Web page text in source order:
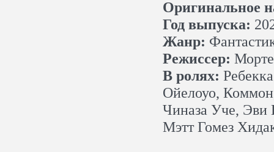
Оригинальное
Год выпуска:
Жанр:
Режиссер:
В ролях:
Ойелоуо,
Чиназа Уче,
Мэтт Гомез